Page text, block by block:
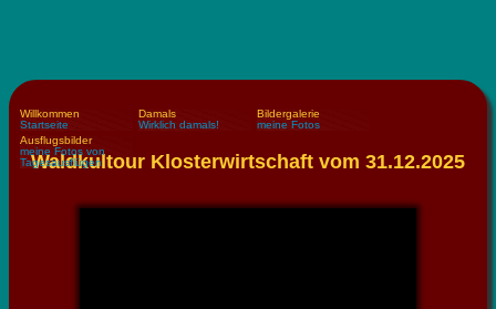
Willkommen
Startseite
Damals
Wirklich damals!
Bildergalerie
meine Fotos
Ausflugsbilder
meine Fotos von
Tagesausflügen
Waldkultour Klosterwirtschaft vom 31.12.2025